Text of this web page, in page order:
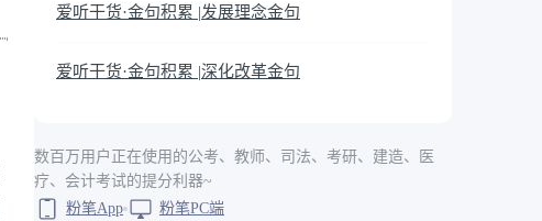
爱听干货·金句积累 |发展理念金句
爱听干货·金句积累 |深化改革金句
数百万用户正在使用的公考、教师、司法、考研、建造、医
疗、会计考试的提分利器~
粉笔App
粉笔PC端